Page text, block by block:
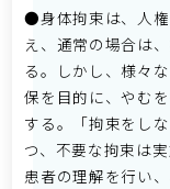
●身体拘束は、人
え、通常の場合は
る。しかし、様々
保を目的に、やむ
する。「拘束をし
つ、不要な拘束は
患者の理解を行い